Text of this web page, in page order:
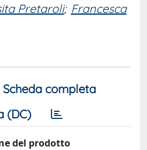
Pretaroli; Francesca
Scheda completa
(DC)
del prodotto